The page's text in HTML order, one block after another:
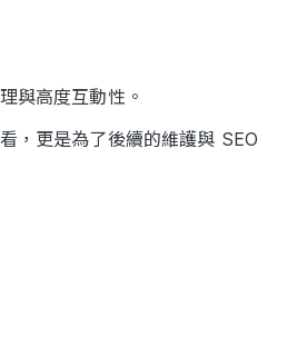
與高度互動性。
，更是為了後續的維護與 SEO